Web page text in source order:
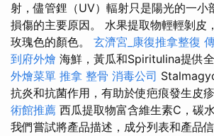
射，儘管鋰（UV）輻射只是陽光的一小
損傷的主要原因。 水果提取物輕輕剝皮
玫瑰色的顏色。 玄濟宮_康復推拿整復
到府外燴 海鮮，黃瓜和Spiritulina提供
外燴菜單 推拿 整骨 消毒公司
抗炎和抗菌作用，有助於使疤痕發生皮
術館推薦 西瓜提取物富含維生素C，碳
我們嘗試將產品描述，成分列表和產品